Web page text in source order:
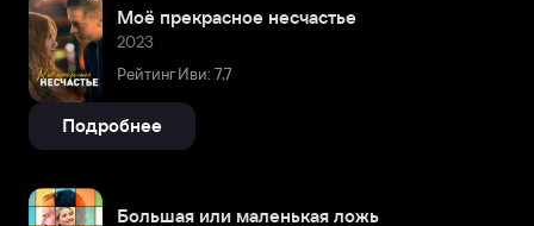
Моё прекрасное несчастье
2023
Рейтинг Иви: 7,7
Подробнее
Большая или маленькая ложь